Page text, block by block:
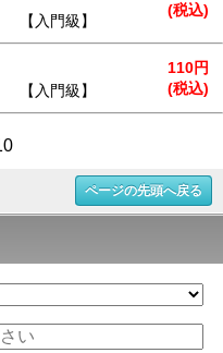
(税込)
入門級】
110円
(税込)
入門級】
ページの先頭へ戻る